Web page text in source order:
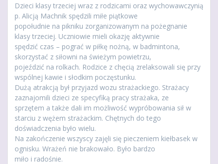
Dzieci klasy trzeciej wraz z rodzicami oraz wychowawczynią
p. Alicją Machnik spędzili miłe piątkowe
popołudnie na pikniku zorganizowanym na pożegnanie
klasy trzeciej. Uczniowie mieli okazję aktywnie
spędzić czas – pograć w piłkę nożną, w badmintona,
skorzystać z siłowni na świeżym powietrzu,
pojeździć na rolkach. Rodzice z chęcią zrelaksowali się przy
wspólnej kawie i słodkim poczęstunku.
Dużą atrakcją był przyjazd wozu strażackiego. Strażacy
zaznajomili dzieci ze specyfiką pracy strażaka, ze
sprzętem a także dali im możliwość wypróbowania sił w
starciu z wężem strażackim. Chętnych do tego
doświadczenia było wielu.
Na zakończenie wszyscy zajęli się pieczeniem kiełbasek w
ognisku. Wrażeń nie brakowało. Było bardzo
miło i radośnie.